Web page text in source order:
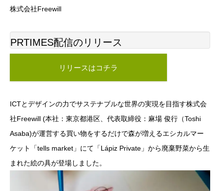
株式会社Freewill
PRTIMES配信のリリース
リリースはコチラ
ICTとデザインの力でサステナブルな世界の実現を目指す株式会
社Freewill (本社：東京都港区、代表取締役：麻場 俊行（Toshi
Asaba)が運営する買い物をするだけで森が増えるエシカルマー
ケット「tells market」にて「Lápiz Private」から廃棄野菜から生
まれた絵の具が登場しました。